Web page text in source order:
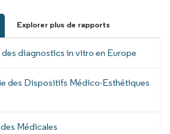
Explorer plus de rapports
diagnostics in vitro en Europe
des Dispositifs Médico-Esthétiques
Médicales